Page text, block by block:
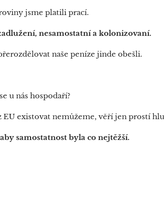
jsme platili prací.
nesamostatní a kolonizovaní.
naše peníze jinde obešli.
u nás hospodaří?
existovat nemůžeme, věří jen prostí
samostatnost byla co nejtěžší.